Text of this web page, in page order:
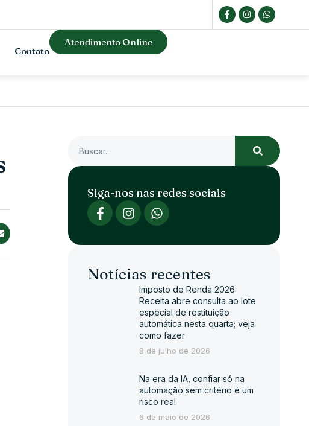
Contato
Atendimento Online
Siga-nos nas redes sociais
Notícias recentes
Imposto de Renda 2026:
Receita abre consulta ao lote
especial de restituição
automática nesta quarta; veja
como fazer
8 de julho de 2026
Na era da IA, confiar só na
automação sem critério é um
risco real
6 de maio de 2026